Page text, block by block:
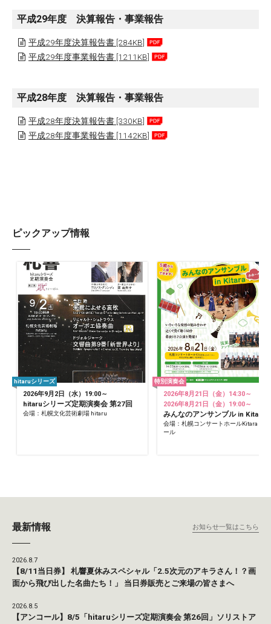
平成29年度 決算報告・事業報告
平成29年度決算報告書 [284KB]
平成29年度事業報告書 [1211KB]
平成28年度 決算報告・事業報告
平成28年度決算報告書 [330KB]
平成28年度事業報告書 [1142KB]
ピックアップ情報
2026年9月2日（水）19:00～
hitaruシリーズ定期演奏会 第27回
会場：札幌文化芸術劇場 hitaru
hitaruシリーズ
2026年8月21日（金）14:30～
2026年8月21日（金）19:00～
みんなのアンサンブル in Kitara
会場：札幌コンサートホールKitara 小
ール
特別演奏会
最新情報 お知らせ一覧はこちら
2026.8.7
【8/11当日券】 札響夏休みスペシャル「2.5次元のアキラさん！？画
面から飛び出した名曲たち！」 当日券販売とご来場の皆さまへ
2026.8.5
【アンコール】8/5「hitaruシリーズ定期演奏会 第26回」ソリストア